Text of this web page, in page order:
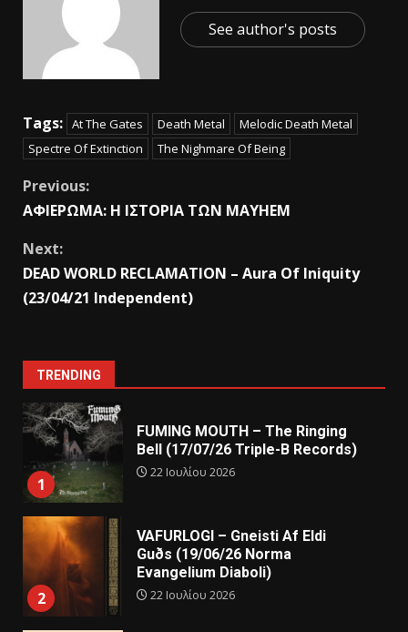
See author's posts
Tags: At The Gates Death Metal
Melodic Death Metal
Spectre Of Extinction
The Nighmare Of Being
Previous:
ΑΦΙΕΡΩΜΑ: Η ΙΣΤΟΡΙΑ ΤΩΝ MAYHEM
Next:
DEAD WORLD RECLAMATION – Aura Of Iniquity
(23/04/21 Independent)
TRENDING
1
FUMING MOUTH – The Ringing
Bell (17/07/26 Triple-B Records)
22 Ιουλίου 2026
2
VAFURLOGI – Gneisti Af Eldi
Guðs (19/06/26 Norma
Evangelium Diaboli)
22 Ιουλίου 2026